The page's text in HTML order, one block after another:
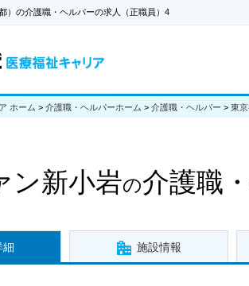
）の介護職・ヘルパーの求人（正職員）4
ホーム > 介護職・ヘルパーホーム > 介護職・ヘルパー > 東
ン新小岩の介護職
細 施設情報